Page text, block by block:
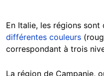
En Italie, les régions sont
différentes couleurs
correspondant à trois
La région de Campanie,